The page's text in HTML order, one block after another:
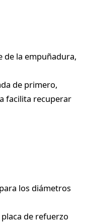
de la empuñadura,
de primero,
facilita recuperar
los diámetros
de refuerzo